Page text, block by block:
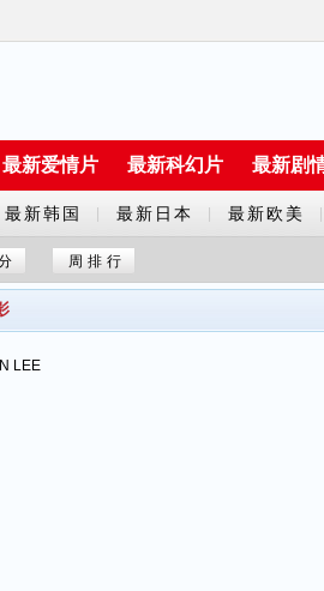
最新爱情片 最新科幻片 最新剧
最新韩国 最新日本 最新欧美
周排行
LEE